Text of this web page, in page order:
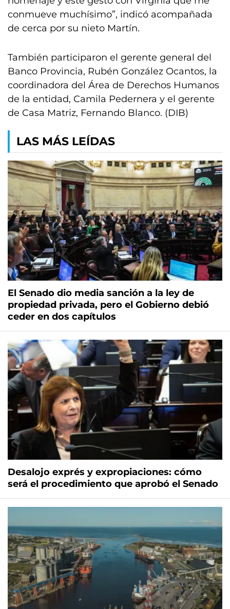
conmueve muchísimo”, indicó acompañada
de cerca por su nieto Martín.
También participaron el gerente general del
Banco Provincia, Rubén González Ocantos, la
coordinadora del Área de Derechos Humanos
de la entidad, Camila Pedernera y el gerente
de Casa Matriz, Fernando Blanco. (DIB)
LAS MÁS LEÍDAS
El Senado dio media sanción a la ley de
propiedad privada, pero el Gobierno debió
ceder en dos capítulos
Desalojo exprés y expropiaciones: cómo
será el procedimiento que aprobó el Senado